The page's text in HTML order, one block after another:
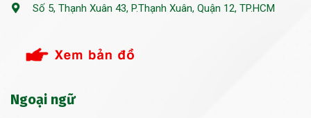
Số 5, Thạnh Xuân 43, P.Thạnh Xuân, Quận 12, TP.HCM
Ngoại ngữ